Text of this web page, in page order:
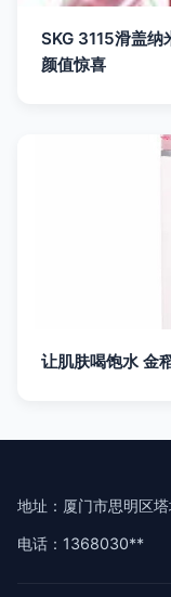
SKG 3115滑盖纳
颜值惊喜
让肌肤喝饱水 金
地址：厦门市思明区
电话：1368030**